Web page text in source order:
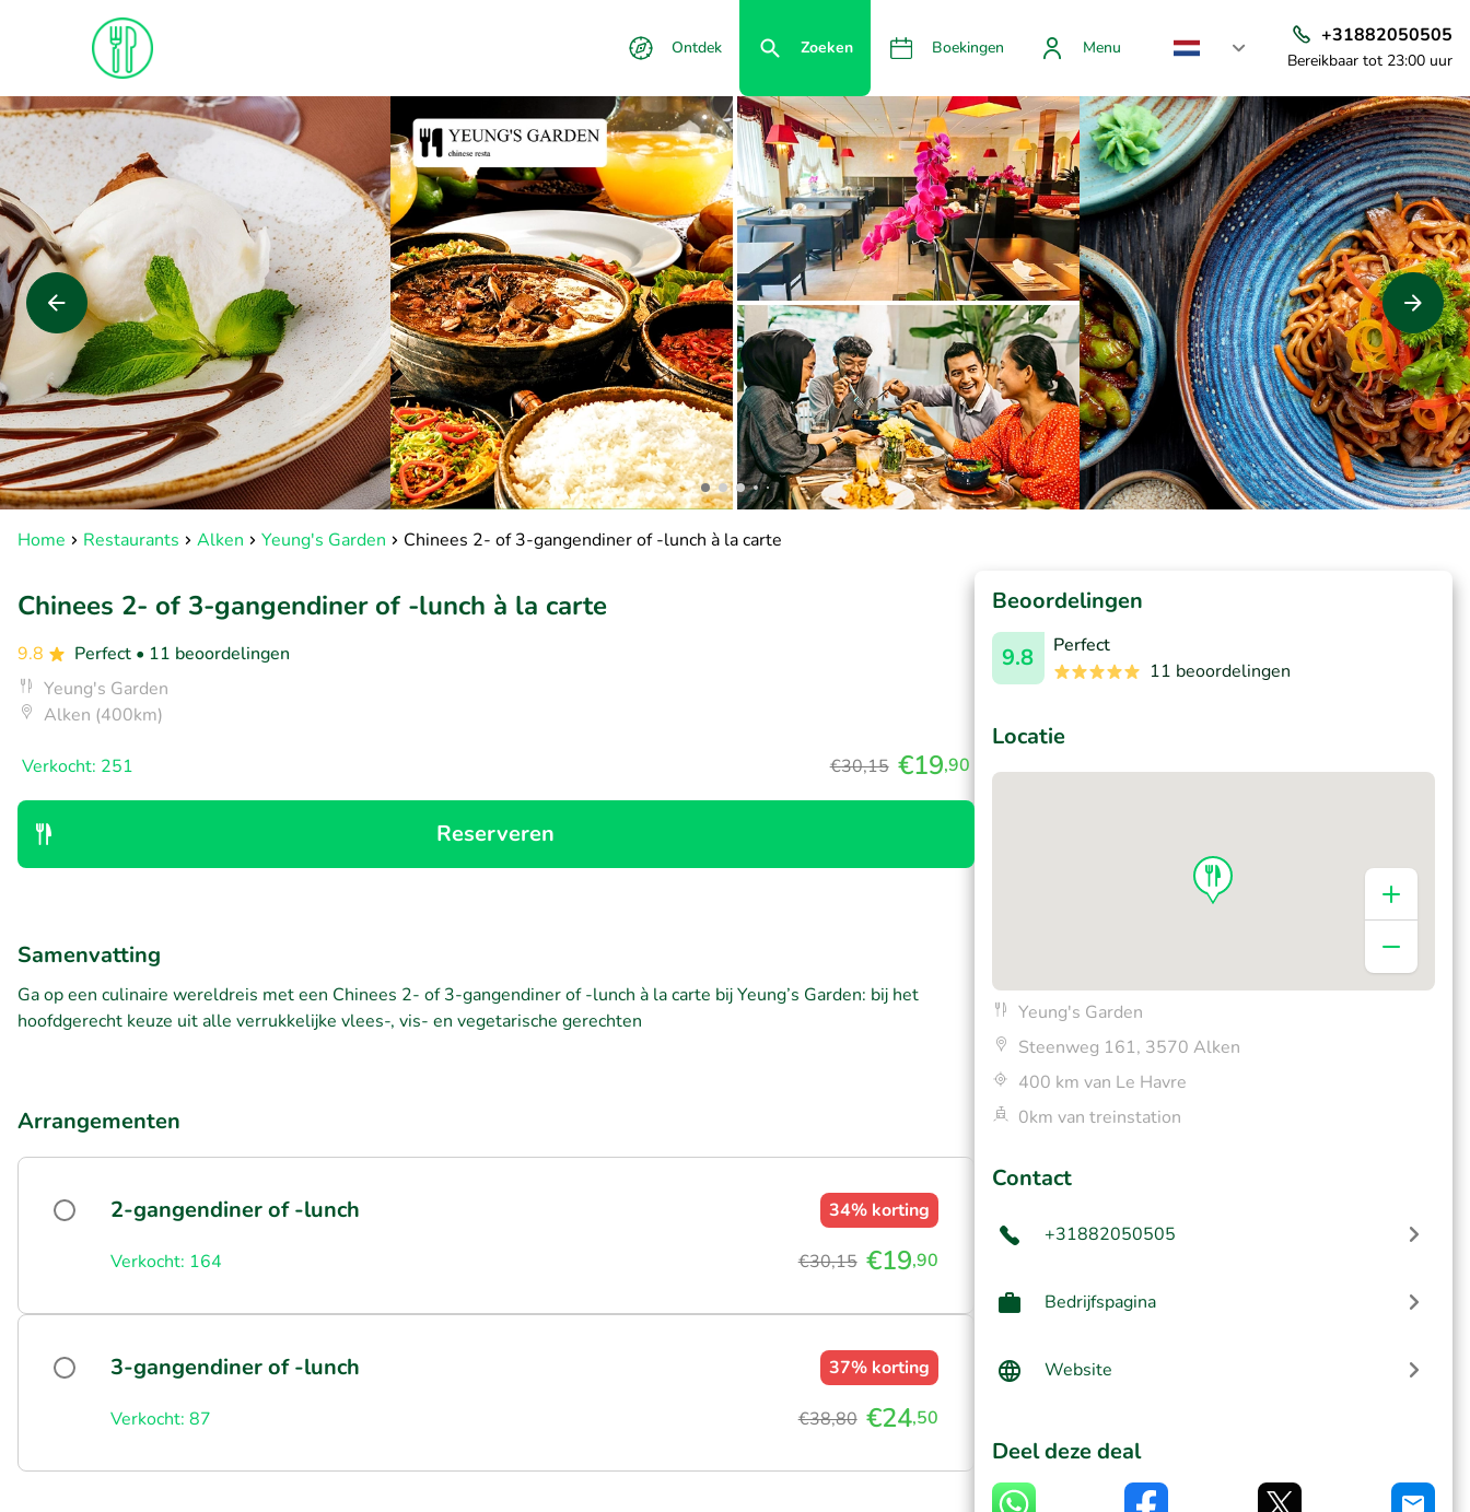
Ontdek Zoeken Boekingen Menu
+31882050505
Bereikbaar tot 23:00 uur
Home Restaurants Alken Yeung's Garden Chinees 2- of 3-gangendiner of -lunch à la carte
Chinees 2- of 3-gangendiner of -lunch à la carte
9.8 Perfect • 11 beoordelingen
Yeung's Garden
Alken (400km)
Verkocht: 251 €30,15 €19,90
Reserveren
Samenvatting
Ga op een culinaire wereldreis met een Chinees 2- of 3-gangendiner of -lunch à la carte bij Yeung’s Garden: bij het
hoofdgerecht keuze uit alle verrukkelijke vlees-, vis- en vegetarische gerechten
Arrangementen
2-gangendiner of -lunch 34% korting
Verkocht: 164 €30,15 €19,90
3-gangendiner of -lunch 37% korting
Verkocht: 87 €38,80 €24,50
Beoordelingen
9.8
Perfect
11 beoordelingen
Locatie
Yeung's Garden
Steenweg 161, 3570 Alken
400 km van Le Havre
0km van treinstation
Contact
+31882050505
Bedrijfspagina
Website
Deel deze deal